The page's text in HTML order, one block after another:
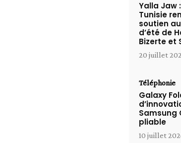
Yalla Jaw
Tunisie
soutien
d’été de
Bizerte et
20 juillet
Téléphonie
Galaxy
Samsung
pliable
10 juillet